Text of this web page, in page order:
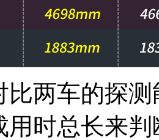
车的探测
用时总长来